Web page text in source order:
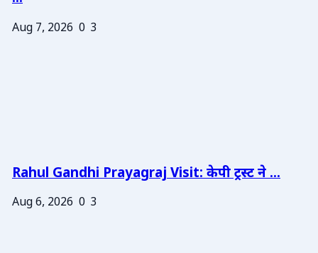
Aug 7, 2026 0 3
Rahul Gandhi Prayagraj Visit: केपी ट्रस्ट ने ...
Aug 6, 2026 0 3